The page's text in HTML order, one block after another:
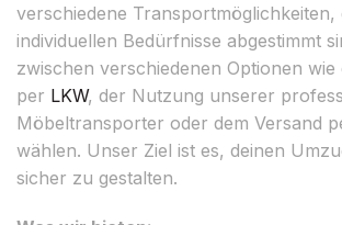
verschiedene Transportmöglichkeiten,
individuellen Bedürfnisse abgestimmt
zwischen verschiedenen Optionen
per LKW, der Nutzung unserer
Möbeltransporter oder dem Versand
wählen. Unser Ziel ist es, deinen
sicher zu gestalten.